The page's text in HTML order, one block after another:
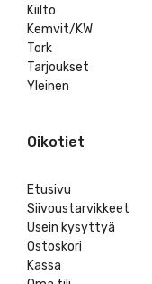
Kiilto
Kemvit/KW
Tork
Tarjoukset
Yleinen
Oikotiet
Etusivu
Siivoustarvikkeet
Usein kysyttyä
Ostoskori
Kassa